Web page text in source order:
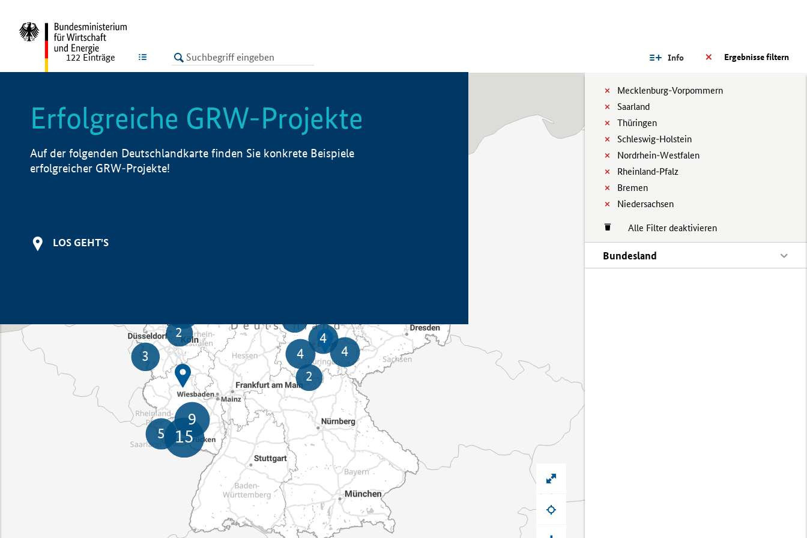
LISTE Ergebnisse filtern
Info
Mecklenburg-Vorpommern
Saarland
Thüringen
Schleswig-Holstein
Nordrhein-Westfalen
Rheinland-Pfalz
Bremen
Niedersachsen
Alle Filter deaktivieren
Bundesland
122 Einträge
Erfolgreiche GRW-Projekte
Auf der folgenden Deutschlandkarte finden Sie konkrete Beispiele
erfolgreicher GRW-Projekte!
LOS GEHT'S